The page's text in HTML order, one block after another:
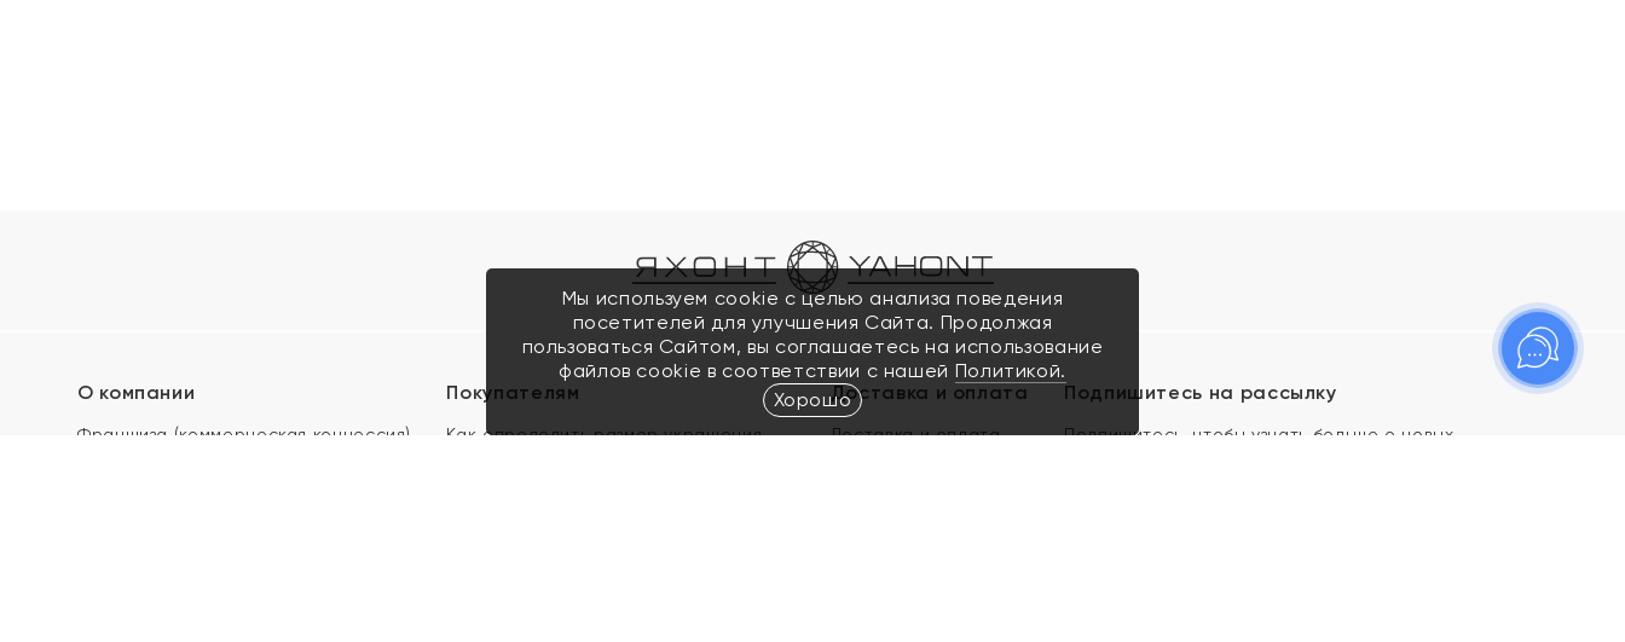
О компании
Франшиза (коммерческая концессия)
Покупателям
Как определить размер украшения
Доставка и оплата
Доставка и оплата
Подпишитесь на рассылку
Подпишитесь, чтобы узнать больше о новых
Мы используем cookie с целью анализа поведения
посетителей для улучшения Сайта. Продолжая
пользоваться Сайтом, вы соглашаетесь на использование
файлов cookie в соответствии с нашей Политикой.
Хорошо